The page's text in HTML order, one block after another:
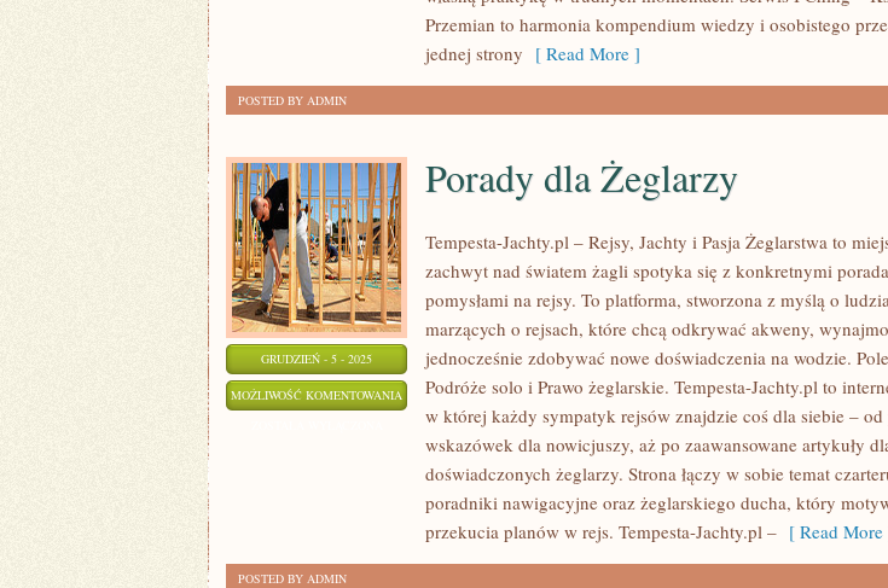
Przemian to harmonia kompendium wiedzy i osobistego
jednej strony [ Read More ]
POSTED BY ADMIN
GRUDZIEŃ - 5 - 2025
MOŻLIWOŚĆ KOMENTOWANIA PORADY
ŻEGLARZY
Porady dla Żeglarzy
Tempesta-Jachty.pl – Rejsy, Jachty i Pasja Żeglarstwa to
zachwyt nad światem żagli spotyka się z konkretnymi
pomysłami na rejsy. To platforma, stworzona z myślą o
marzących o rejsach, które chcą odkrywać akweny,
jednocześnie zdobywać nowe doświadczenia na wodzie.
Podróże solo i Prawo żeglarskie. Tempesta-Jachty.pl to
w której każdy sympatyk rejsów znajdzie coś dla siebie –
wskazówek dla nowicjuszy, aż po zaawansowane artykuły
doświadczonych żeglarzy. Strona łączy w sobie temat
poradniki nawigacyjne oraz żeglarskiego ducha, który
przekucia planów w rejs. Tempesta-Jachty.pl – [ Read More
POSTED BY ADMIN